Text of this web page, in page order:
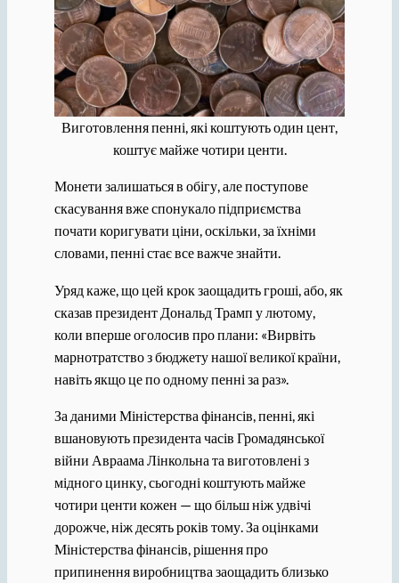
Виготовлення пенні, які коштують один цент,
коштує майже чотири центи.
Монети залишаться в обігу, але поступове
скасування вже спонукало підприємства
почати коригувати ціни, оскільки, за їхніми
словами, пенні стає все важче знайти.
Уряд каже, що цей крок заощадить гроші, або, як
сказав президент Дональд Трамп у лютому,
коли вперше оголосив про плани: «Вирвіть
марнотратство з бюджету нашої великої країни,
навіть якщо це по одному пенні за раз».
За даними Міністерства фінансів, пенні, які
вшановують президента часів Громадянської
війни Авраама Лінкольна та виготовлені з
мідного цинку, сьогодні коштують майже
чотири центи кожен — що більш ніж удвічі
дорожче, ніж десять років тому. За оцінками
Міністерства фінансів, рішення про
припинення виробництва заощадить близько